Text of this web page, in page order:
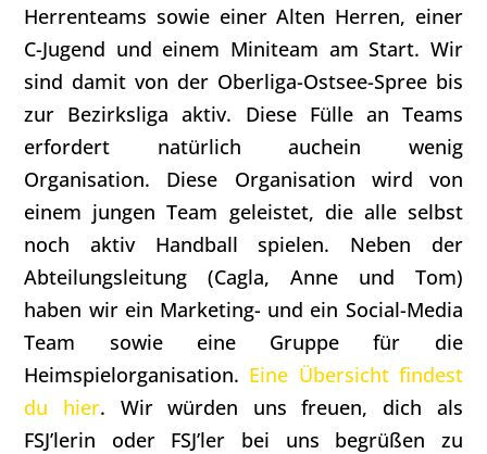
Herrenteams sowie einer Alten Herren, einer
C-Jugend und einem Miniteam am Start. Wir
sind damit von der Oberliga-Ostsee-Spree bis
zur Bezirksliga aktiv. Diese Fülle an Teams
erfordert natürlich auchein wenig
Organisation. Diese Organisation wird von
einem jungen Team geleistet, die alle selbst
noch aktiv Handball spielen. Neben der
Abteilungsleitung (Cagla, Anne und Tom)
haben wir ein Marketing- und ein Social-Media
Team sowie eine Gruppe für die
Heimspielorganisation. Eine Übersicht findest
du hier. Wir würden uns freuen, dich als
FSJ’lerin oder FSJ’ler bei uns begrüßen zu